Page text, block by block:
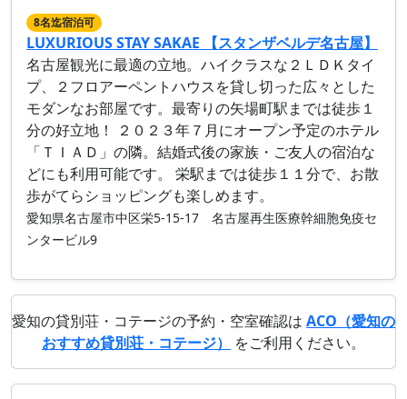
8名迄宿泊可
LUXURIOUS STAY SAKAE 【スタンザベルデ名古屋】
名古屋観光に最適の立地。ハイクラスな２ＬＤＫタイ
プ、２フロアーペントハウスを貸し切った広々とした
モダンなお部屋です。最寄りの矢場町駅までは徒歩１
分の好立地！ ２０２３年７月にオープン予定のホテル
「ＴＩＡＤ」の隣。結婚式後の家族・ご友人の宿泊な
どにも利用可能です。 栄駅までは徒歩１１分で、お散
歩がてらショッピングも楽しめます。
愛知県名古屋市中区栄5-15-17 名古屋再生医療幹細胞免疫セ
ンタービル9
愛知の貸別荘・コテージの予約・空室確認は ACO（愛知の
おすすめ貸別荘・コテージ）
をご利用ください。